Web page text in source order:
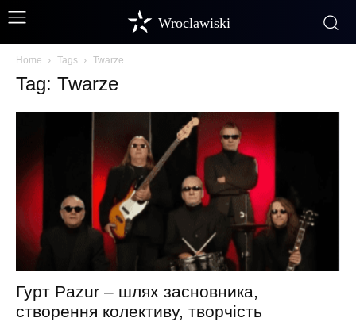
Wroclawiski
Home Tags Twarze
Tag: Twarze
Гурт Pazur – шлях засновника,
створення колективу, творчість